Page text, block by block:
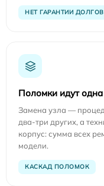
НЕТ ГАРАНТИИ
Поломки идут
Замена узла —
два-три других, а
корпус: сумма всех
модели.
КАСКАД ПОЛОМОК